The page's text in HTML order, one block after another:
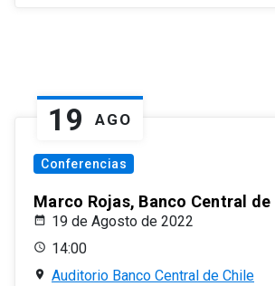
19 AGO
Conferencias
Marco Rojas, Banco Central de
19 de Agosto de 2022
14:00
Auditorio Banco Central de Chile